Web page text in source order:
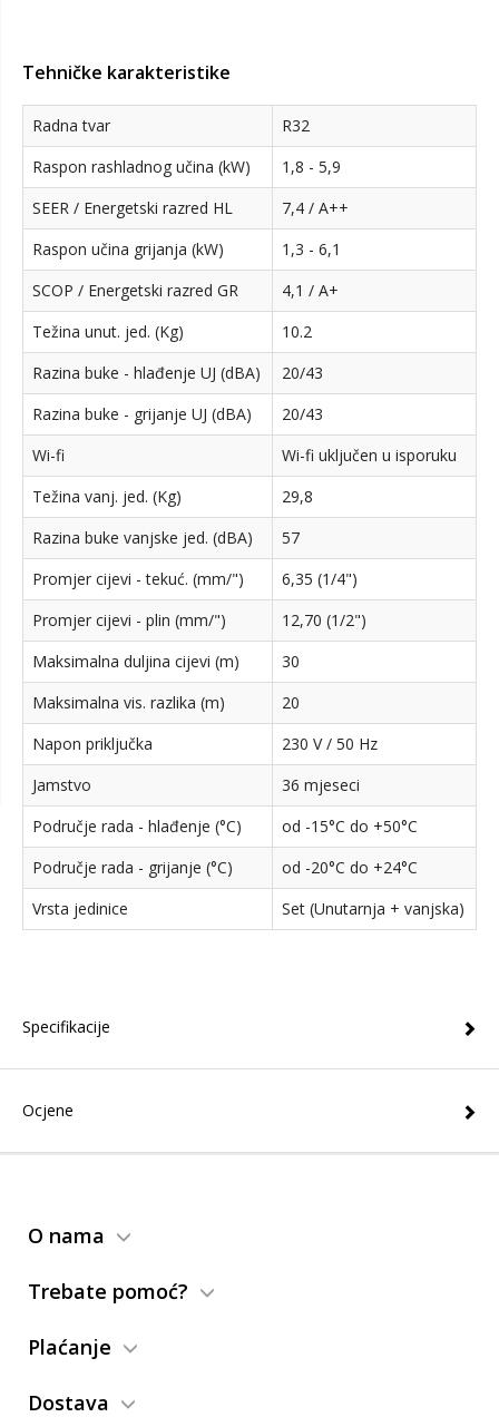
Tehničke karakteristike
Radna tvar
R32
Raspon rashladnog učina (kW)
1,8 - 5,9
SEER / Energetski razred HL
7,4 / A++
Raspon učina grijanja (kW)
1,3 - 6,1
SCOP / Energetski razred GR
4,1 / A+
Težina unut. jed. (Kg)
10.2
Razina buke - hlađenje UJ (dBA)
20/43
Razina buke - grijanje UJ (dBA)
20/43
Wi-fi
Wi-fi uključen u isporuku
Težina vanj. jed. (Kg)
29,8
Razina buke vanjske jed. (dBA)
57
Promjer cijevi - tekuć. (mm/")
6,35 (1/4")
Promjer cijevi - plin (mm/")
12,70 (1/2")
Maksimalna duljina cijevi (m)
30
Maksimalna vis. razlika (m)
20
Napon priključka
230 V / 50 Hz
Jamstvo
36 mjeseci
Područje rada - hlađenje (°C)
od -15°C do +50°C
Područje rada - grijanje (°C)
od -20°C do +24°C
Vrsta jedinice
Set (Unutarnja + vanjska)
Specifikacije
Ocjene
O nama
Trebate pomoć?
Plaćanje
Dostava